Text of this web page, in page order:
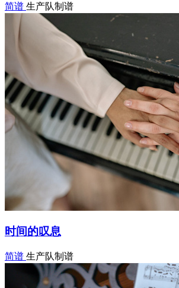
简谱 生产队制谱
时间的叹息
简谱 生产队制谱